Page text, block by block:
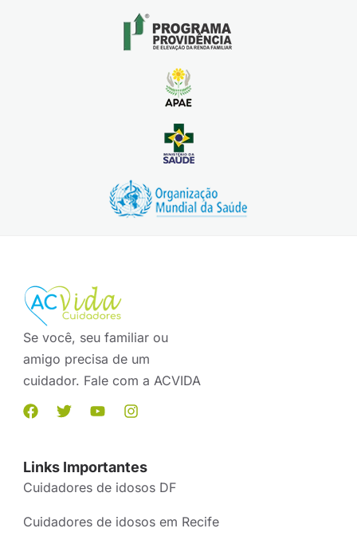
Se você, seu familiar ou
amigo precisa de um
cuidador. Fale com a ACVIDA
Links Importantes
Cuidadores de idosos DF
Cuidadores de idosos em Recife